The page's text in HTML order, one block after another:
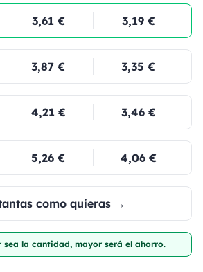
3,61 € 3,19 €
3,87 € 3,35 €
4,21 € 3,46 €
5,26 € 4,06 €
como quieras →
sea la cantidad, mayor será el ahorro.